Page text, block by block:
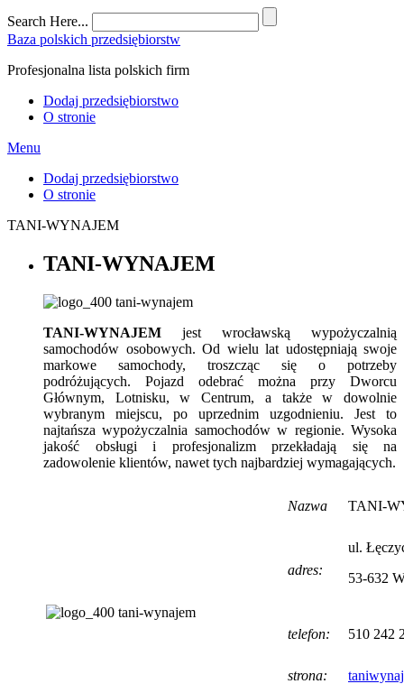
Search Here...
Baza polskich przedsiębiorstw
Profesjonalna lista polskich firm
Dodaj przedsiębiorstwo
O stronie
Menu
Dodaj przedsiębiorstwo
O stronie
TANI-WYNAJEM
TANI-WYNAJEM
TANI-WYNAJEM jest wrocławską wypożyczalnią
samochodów osobowych. Od wielu lat udostępniają swoje
markowe samochody, troszcząc się o potrzeby
podróżujących. Pojazd odebrać można przy Dworcu
Głównym, Lotnisku, w Centrum, a także w dowolnie
wybranym miejscu, po uprzednim uzgodnieniu. Jest to
najtańsza wypożyczalnia samochodów w regionie. Wysoka
jakość obsługi i profesjonalizm przekładają się na
zadowolenie klientów, nawet tych najbardziej wymagających.
Nazwa TANI-
adres:
ul.
53-632
telefon: 510 242
strona: